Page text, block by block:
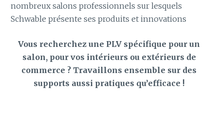
nombreux salons professionnels sur lesquels
Schwable présente ses produits et innovations
Vous recherchez une PLV spécifique pour un
salon, pour vos intérieurs ou extérieurs de
commerce ? Travaillons ensemble sur des
supports aussi pratiques qu’efficace !